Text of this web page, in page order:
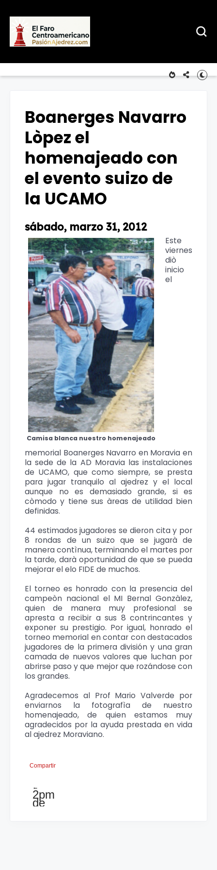
Boanerges Navarro
Lòpez el
homenajeado con
el evento suizo de
la UCAMO
sábado, marzo 31, 2012
Camisa blanca nuestro homenajeado
Este
viernes
diò
inicio
el
memorial Boanerges Navarro en Moravia en
la sede de la AD Moravia las instalaciones
de UCAMO, que como siempre, se presta
para jugar tranquilo al ajedrez y el local
aunque no es demasiado grande, si es
còmodo y tiene sus àreas de utilidad bien
definidas.
44 estimados jugadores se dieron cita y por
8 rondas de un suizo que se jugarà de
manera contìnua, terminando el martes por
la tarde, darà oportunidad de que se pueda
mejorar el elo FIDE de muchos.
El torneo es honrado con la presencia del
campeòn nacional el MI Bernal Gonzàlez,
quien de manera muy profesional se
apresta a recibir a sus 8 contrincantes y
exponer su prestigio. Por igual, honrado el
torneo memorial en contar con destacados
jugadores de la primera división y una gran
camada de nuevos valores que luchan por
abrirse paso y que mejor que rozándose con
los grandes.
Agradecemos al Prof Mario Valverde por
enviarnos la fotografìa de nuestro
homenajeado, de quien estamos muy
agradecidos por la ayuda prestada en vida
al ajedrez Moraviano.
Compartir
←
2pm
de
este